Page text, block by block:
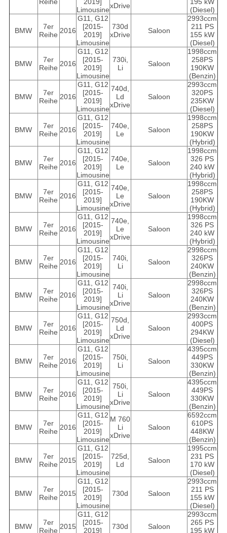
Reihe
2019]
LimousinexDrive
195 kW
(Diesel)
BMW
7er
Reihe 2016
G11, G12
[2015-
2019]
Limousine
730d
xDrive
Saloon
2993ccm
211 PS
155 kW
(Diesel)
BMW
7er
Reihe 2016
G11, G12
[2015-
2019]
Limousine
730i,
Li
Saloon
1998ccm
258PS
190KW
(Benzin)
BMW
7er
Reihe 2016
G11, G12
[2015-
2019]
Limousine
740d,
Ld
xDrive
Saloon
2993ccm
320PS
235KW
(Diesel)
BMW
7er
Reihe 2016
G11, G12
[2015-
2019]
Limousine
740e,
Le
Saloon
1998ccm
258PS
190KW
(Hybrid)
BMW
7er
Reihe 2016
G11, G12
[2015-
2019]
Limousine
740e,
Le
Saloon
1998ccm
326 PS
240 kW
(Hybrid)
BMW
7er
Reihe 2016
G11, G12
[2015-
2019]
Limousine
740e,
Le
xDrive
Saloon
1998ccm
258PS
190KW
(Hybrid)
BMW
7er
Reihe 2016
G11, G12
[2015-
2019]
Limousine
740e,
Le
xDrive
Saloon
1998ccm
326 PS
240 kW
(Hybrid)
BMW
7er
Reihe 2016
G11, G12
[2015-
2019]
Limousine
740i,
Li
Saloon
2998ccm
326PS
240KW
(Benzin)
BMW
7er
Reihe 2016
G11, G12
[2015-
2019]
Limousine
740i,
Li
xDrive
Saloon
2998ccm
326PS
240KW
(Benzin)
BMW
7er
Reihe 2016
G11, G12
[2015-
2019]
Limousine
750d,
Ld
xDrive
Saloon
2993ccm
400PS
294KW
(Diesel)
BMW
7er
Reihe 2016
G11, G12
[2015-
2019]
Limousine
750i,
Li
Saloon
4395ccm
449PS
330KW
(Benzin)
BMW
7er
Reihe 2016
G11, G12
[2015-
2019]
Limousine
750i,
Li
xDrive
Saloon
4395ccm
449PS
330KW
(Benzin)
BMW
7er
Reihe 2016
G11, G12
[2015-
2019]
Limousine
M 760
Li
xDrive
Saloon
6592ccm
610PS
448KW
(Benzin)
BMW
7er
Reihe 2015
G11, G12
[2015-
2019]
Limousine
725d,
Ld
Saloon
1995ccm
231 PS
170 kW
(Diesel)
BMW
7er
Reihe 2015
G11, G12
[2015-
2019]
Limousine
730d Saloon
2993ccm
211 PS
155 kW
(Diesel)
BMW
7er
Reihe 2015
G11, G12
[2015-
2019]
730d Saloon
2993ccm
265 PS
195 kW